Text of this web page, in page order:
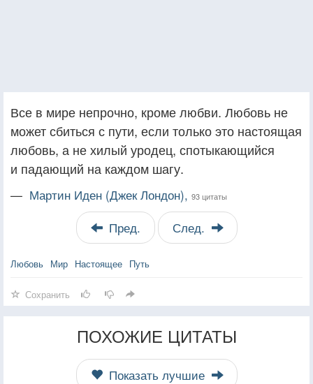
Все в мире непрочно, кроме любви. Любовь не
может сбиться с пути, если только это настоящая
любовь, а не хилый уродец, спотыкающийся
и падающий на каждом шагу.
— Мартин Иден (Джек Лондон), 93 цитаты
Пред. След.
Любовь Мир Настоящее Путь
Сохранить
ПОХОЖИЕ ЦИТАТЫ
Показать лучшие